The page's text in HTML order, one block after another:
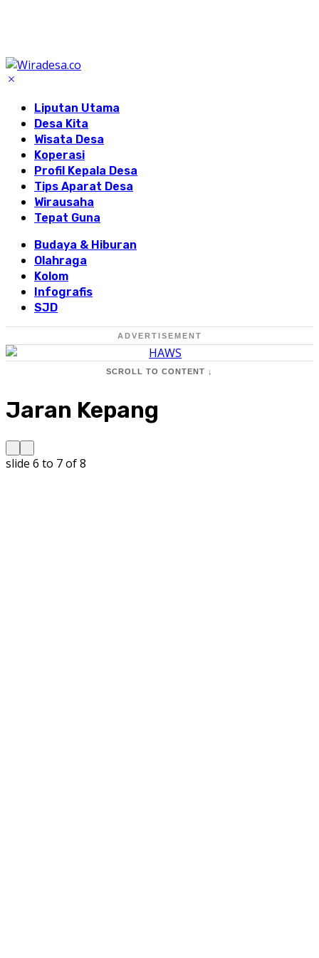
Liputan Utama
Desa Kita
Wisata Desa
Koperasi
Profil Kepala Desa
Tips Aparat Desa
Wirausaha
Tepat Guna
Budaya & Hiburan
Olahraga
Kolom
Infografis
SJD
ADVERTISEMENT
SCROLL TO CONTENT ↓
Jaran Kepang
slide 6 to 7of 8